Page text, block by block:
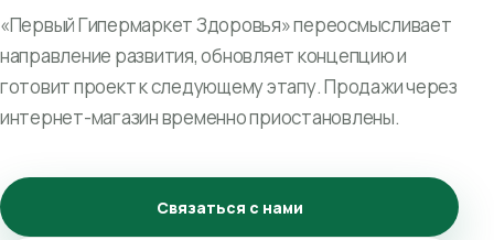
«Первый Гипермаркет Здоровья» переосмысливает
направление развития, обновляет концепцию и
готовит проект к следующему этапу. Продажи через
интернет-магазин временно приостановлены.
Связаться с нами